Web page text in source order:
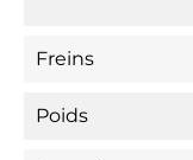
Freins
Poids